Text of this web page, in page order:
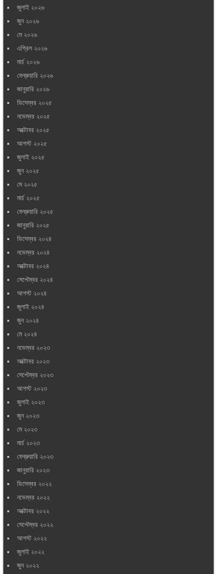
জুলাই ২০২৬
জুন ২০২৬
মে ২০২৬
এপ্রিল ২০২৬
মার্চ ২০২৬
ফেব্রুয়ারি ২০২৬
জানুয়ারি ২০২৬
ডিসেম্বর ২০২৫
নভেম্বর ২০২৫
অক্টোবর ২০২৫
আগস্ট ২০২৫
জুলাই ২০২৫
জুন ২০২৫
মে ২০২৫
মার্চ ২০২৫
ফেব্রুয়ারি ২০২৫
জানুয়ারি ২০২৫
ডিসেম্বর ২০২৪
নভেম্বর ২০২৪
অক্টোবর ২০২৪
সেপ্টেম্বর ২০২৪
আগস্ট ২০২৪
জুলাই ২০২৪
জুন ২০২৪
মে ২০২৪
নভেম্বর ২০২৩
অক্টোবর ২০২৩
সেপ্টেম্বর ২০২৩
আগস্ট ২০২৩
জুলাই ২০২৩
জুন ২০২৩
মে ২০২৩
মার্চ ২০২৩
ফেব্রুয়ারি ২০২৩
জানুয়ারি ২০২৩
ডিসেম্বর ২০২২
নভেম্বর ২০২২
অক্টোবর ২০২২
সেপ্টেম্বর ২০২২
আগস্ট ২০২২
জুলাই ২০২২
জুন ২০২২